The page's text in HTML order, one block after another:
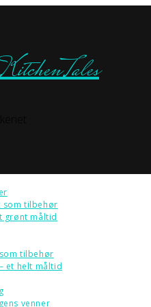
KitchenTales
som tilbehør
grønt måltid
tilbehør
et helt måltid
venner